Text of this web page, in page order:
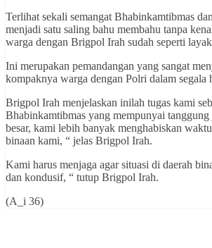
Terlihat sekali semangat Bhabinkamtibmas
menjadi satu saling bahu membahu tanpa
warga dengan Brigpol Irah sudah seperti
Ini merupakan pemandangan yang sangat
kompaknya warga dengan Polri dalam segala
Brigpol Irah menjelaskan inilah tugas kami
Bhabinkamtibmas yang mempunyai tanggung
besar, kami lebih banyak menghabiskan
binaan kami, “ jelas Brigpol Irah.
Kami harus menjaga agar situasi di daerah
dan kondusif, “ tutup Brigpol Irah.
(A_i 36)